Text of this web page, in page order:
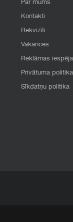
Par mums
Kontakti
Rekvizīti
Vakances
Reklāmas
Privātuma politika
Sīkdatņu politika